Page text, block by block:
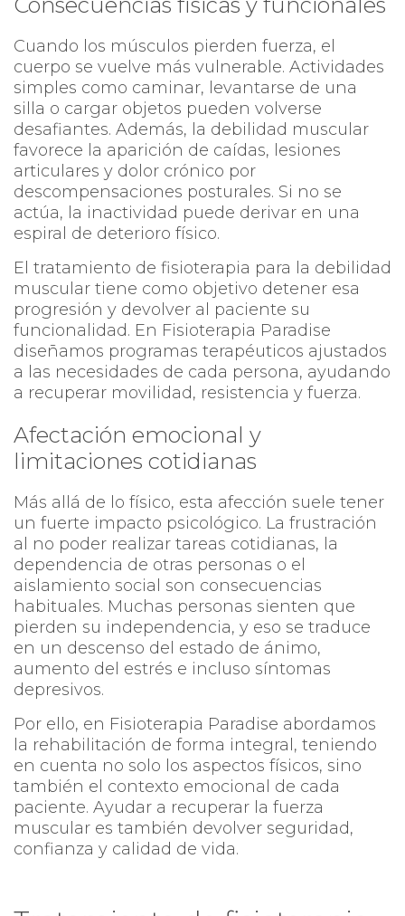
Cuando los músculos pierden fuerza, el
cuerpo se vuelve más vulnerable. Actividades
simples como caminar, levantarse de una
silla o cargar objetos pueden volverse
desafiantes. Además, la debilidad muscular
favorece la aparición de caídas, lesiones
articulares y dolor crónico por
descompensaciones posturales. Si no se
actúa, la inactividad puede derivar en una
espiral de deterioro físico.
El tratamiento de fisioterapia para la debilidad
muscular tiene como objetivo detener esa
progresión y devolver al paciente su
funcionalidad. En Fisioterapia Paradise
diseñamos programas terapéuticos ajustados
a las necesidades de cada persona, ayudando
a recuperar movilidad, resistencia y fuerza.
Afectación emocional y
limitaciones cotidianas
Más allá de lo físico, esta afección suele tener
un fuerte impacto psicológico. La frustración
al no poder realizar tareas cotidianas, la
dependencia de otras personas o el
aislamiento social son consecuencias
habituales. Muchas personas sienten que
pierden su independencia, y eso se traduce
en un descenso del estado de ánimo,
aumento del estrés e incluso síntomas
depresivos.
Por ello, en Fisioterapia Paradise abordamos
la rehabilitación de forma integral, teniendo
en cuenta no solo los aspectos físicos, sino
también el contexto emocional de cada
paciente. Ayudar a recuperar la fuerza
muscular es también devolver seguridad,
confianza y calidad de vida.